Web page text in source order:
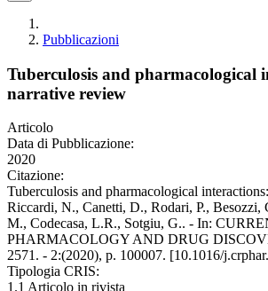
Pubblicazioni
Tuberculosis and pharmacological
narrative review
Articolo
Data di Pubblicazione:
2020
Citazione:
Tuberculosis and pharmacological
Riccardi, N., Canetti, D., Rodari, P., Besozzi,
M., Codecasa, L.R., Sotgiu, G.. - In:
PHARMACOLOGY AND DRUG
2571. - 2:(2020), p. 100007. [10.1016/
Tipologia CRIS:
1.1 Articolo in rivista